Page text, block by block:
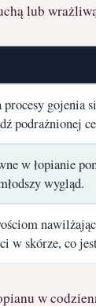
lub
gojenia
podrażnionej
w łopianie
wygląd.
w skórze, co
w